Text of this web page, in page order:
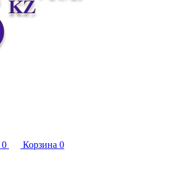
0 Корзина 0